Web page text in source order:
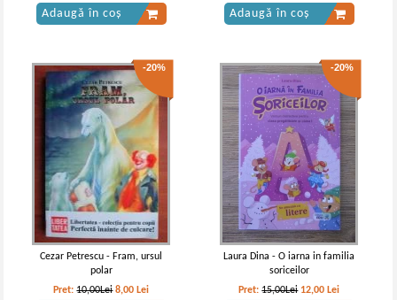
Adaugă în coș Adaugă în coș
-20%
Cezar Petrescu - Fram, ursul
polar
Pret:10,00Lei 8,00 Lei
-20%
Laura Dina - O iarna in familia
soriceilor
Pret:15,00Lei 12,00 Lei